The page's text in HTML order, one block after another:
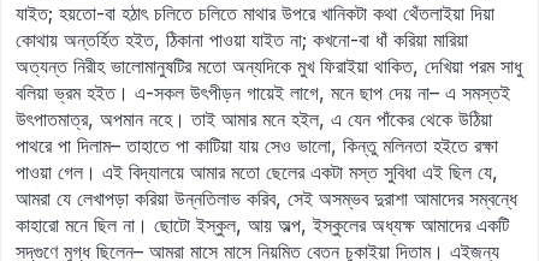
যাইত; হয়তো-বা হঠাৎ চলিতে চলিতে মাথার উপরে খানিকটা কথা থেঁতলাইয়া দিয়া
কোথায় অন্তর্হিত হইত, ঠিকানা পাওয়া যাইত না; কখনো-বা ধাঁ করিয়া মারিয়া
অত্যন্ত নিরীহ ভালোমানুষটির মতো অন্যদিকে মুখ ফিরাইয়া থাকিত, দেখিয়া পরম সাধু
বলিয়া ভ্রম হইত। এ-সকল উৎপীড়ন গায়েই লাগে, মনে ছাপ দেয় না– এ সমস্তই
উৎপাতমাত্র, অপমান নহে। তাই আমার মনে হইল, এ যেন পাঁকের থেকে উঠিয়া
পাথরে পা দিলাম– তাহাতে পা কাটিয়া যায় সেও ভালো, কিন্তু মলিনতা হইতে রক্ষা
পাওয়া গেল। এই বিদ্যালয়ে আমার মতো ছেলের একটা মস্ত সুবিধা এই ছিল যে,
আমরা যে লেখাপড়া করিয়া উন্নতিলাভ করিব, সেই অসম্ভব দুরাশা আমাদের সম্বন্ধে
কাহারো মনে ছিল না। ছোটো ইস্কুল, আয় অল্প, ইস্কুলের অধ্যক্ষ আমাদের একটি
সদ্‌গুণে মুগ্ধ ছিলেন– আমরা মাসে মাসে নিয়মিত বেতন চুকাইয়া দিতাম। এইজন্য